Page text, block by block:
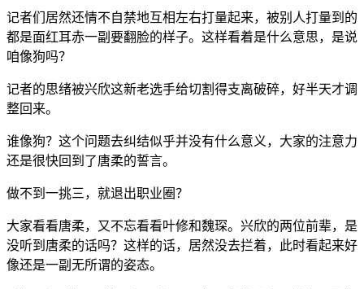
记者们居然还情不自禁地互相左右打量起来，被别人打量到的
都是面红耳赤一副要翻脸的样子。这样看着是什么意思，是说
咱像狗吗？
记者的思绪被兴欣这新老选手给切割得支离破碎，好半天才调
整回来。
谁像狗？这个问题去纠结似乎并没有什么意义，大家的注意力
还是很快回到了唐柔的誓言。
做不到一挑三，就退出职业圈？
大家看看唐柔，又不忘看看叶修和魏琛。兴欣的两位前辈，是
没听到唐柔的话吗？这样的话，居然没去拦着，此时看起来好
像还是一副无所谓的姿态。